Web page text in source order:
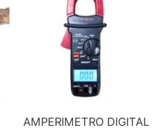
AMPERIMETRO DIGITAL